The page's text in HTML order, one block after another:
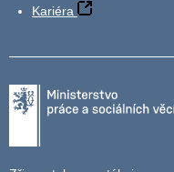
Kariéra